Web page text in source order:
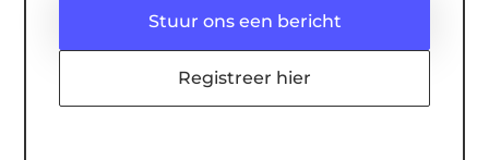
Stuur ons een bericht
Registreer hier